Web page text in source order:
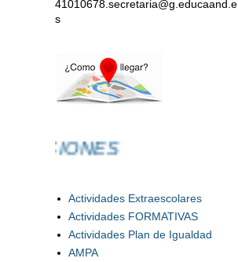
41010678.secretaria@g.educaand.e
s
Actividades Extraescolares
Actividades FORMATIVAS
Actividades Plan de Igualdad
AMPA